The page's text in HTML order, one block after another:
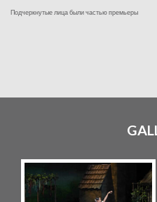
Подчеркнутые лица были частью премьеры